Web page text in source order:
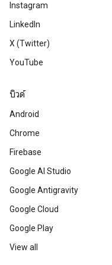
Instagram
LinkedIn
X (Twitter)
YouTube
บิวด์
Android
Chrome
Firebase
Google AI Studio
Google Antigravity
Google Cloud
Google Play
View all